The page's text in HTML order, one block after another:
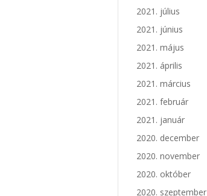
2021. július
2021. június
2021. május
2021. április
2021. március
2021. február
2021. január
2020. december
2020. november
2020. október
2020. szeptember